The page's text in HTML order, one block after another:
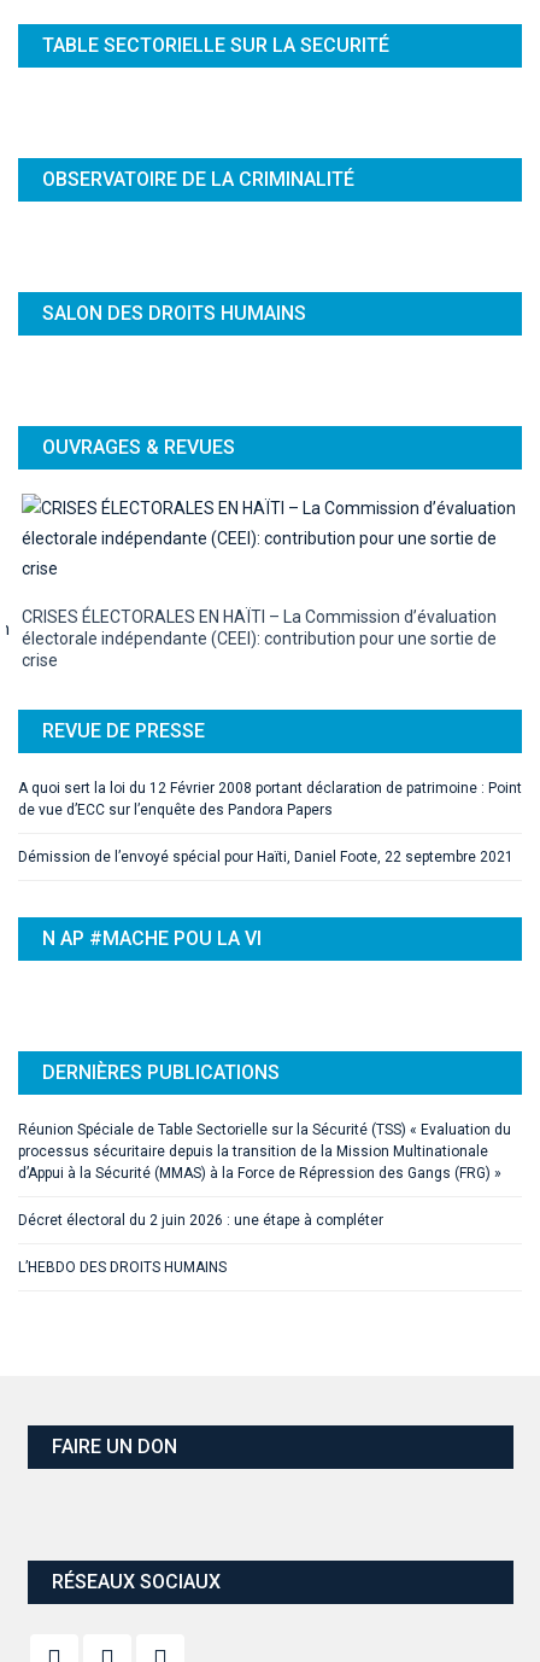
TABLE SECTORIELLE SUR LA SECURITÉ
OBSERVATOIRE DE LA CRIMINALITÉ
SALON DES DROITS HUMAINS
OUVRAGES & REVUES
CRISES ÉLECTORALES EN HAÏTI – La Commission d’évaluation
électorale indépendante (CEEI): contribution pour une sortie de
crise
REVUE DE PRESSE
A quoi sert la loi du 12 Février 2008 portant déclaration de patrimoine : Point
de vue d’ECC sur l’enquête des Pandora Papers
Démission de l’envoyé spécial pour Haïti, Daniel Foote, 22 septembre 2021
N AP #MACHE POU LA VI
DERNIÈRES PUBLICATIONS
Réunion Spéciale de Table Sectorielle sur la Sécurité (TSS) « Evaluation du
processus sécuritaire depuis la transition de la Mission Multinationale
d’Appui à la Sécurité (MMAS) à la Force de Répression des Gangs (FRG) »
Décret électoral du 2 juin 2026 : une étape à compléter
L’HEBDO DES DROITS HUMAINS
FAIRE UN DON
RÉSEAUX SOCIAUX